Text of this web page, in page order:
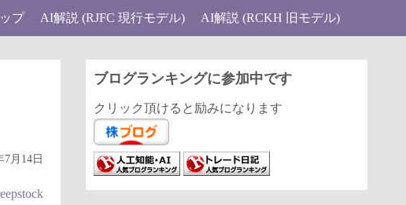
ップ AI解説 (RJFC 現行モデル) AI解説 (RCKH 旧モデル)
7月14日
ブログランキングに参加中です
クリック頂けると励みになります